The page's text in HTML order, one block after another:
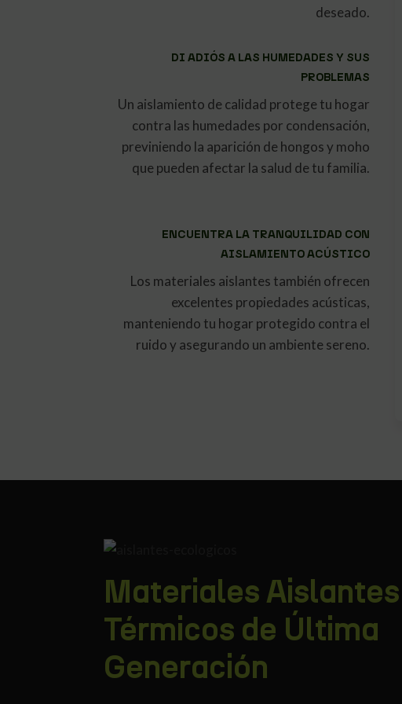
deseado.
DI ADIÓS A LAS HUMEDADES Y SUS
PROBLEMAS
Un aislamiento de calidad protege tu hogar
contra las humedades por condensación,
previniendo la aparición de hongos y moho
que pueden afectar la salud de tu familia.
ENCUENTRA LA TRANQUILIDAD CON
AISLAMIENTO ACÚSTICO
Los materiales aislantes también ofrecen
excelentes propiedades acústicas,
manteniendo tu hogar protegido contra el
ruido y asegurando un ambiente sereno.
Materiales Aislantes
Térmicos de Última
Generación